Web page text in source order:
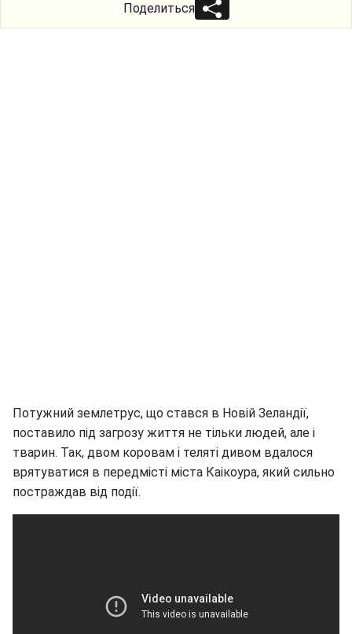
Поделиться
Потужний землетрус, що стався в Новій Зеландії,
поставило під загрозу життя не тільки людей, але і
тварин. Так, двом коровам і теляті дивом вдалося
врятуватися в передмісті міста Каікоура, який сильно
постраждав від події.